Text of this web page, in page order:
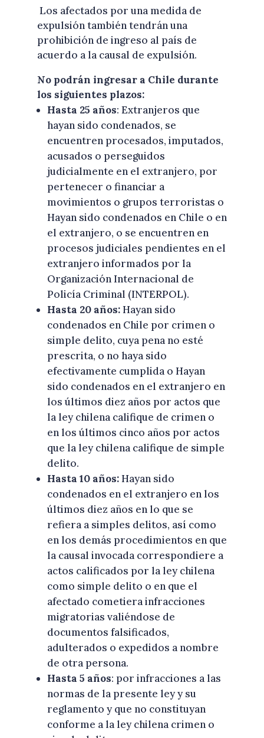
Los afectados por una medida de
expulsión también tendrán una
prohibición de ingreso al país de
acuerdo a la causal de expulsión.
No podrán ingresar a Chile durante
los siguientes plazos:
Hasta 25 años: Extranjeros que
hayan sido condenados, se
encuentren procesados, imputados,
acusados o perseguidos
judicialmente en el extranjero, por
pertenecer o financiar a
movimientos o grupos terroristas o
Hayan sido condenados en Chile o en
el extranjero, o se encuentren en
procesos judiciales pendientes en el
extranjero informados por la
Organización Internacional de
Policía Criminal (INTERPOL).
Hasta 20 años:Hayan sido
condenados en Chile por crimen o
simple delito, cuya pena no esté
prescrita, o no haya sido
efectivamente cumplida o Hayan
sido condenados en el extranjero en
los últimos diez años por actos que
la ley chilena califique de crimen o
en los últimos cinco años por actos
que la ley chilena califique de simple
delito.
Hasta 10 años:Hayan sido
condenados en el extranjero en los
últimos diez años en lo que se
refiera a simples delitos, así como
en los demás procedimientos en que
la causal invocada correspondiere a
actos calificados por la ley chilena
como simple delito o en que el
afectado cometiera infracciones
migratorias valiéndose de
documentos falsificados,
adulterados o expedidos a nombre
de otra persona.
Hasta 5 años: por infracciones a las
normas de la presente ley y su
reglamento y que no constituyan
conforme a la ley chilena crimen o